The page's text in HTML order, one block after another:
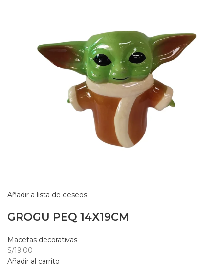
Añadir a lista de deseos
GROGU PEQ 14X19CM
Macetas decorativas
S/19.00
Añadir al carrito